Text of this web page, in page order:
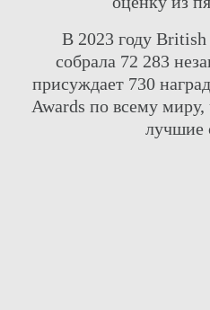
В 2023 году
собрала 72 283
присуждает 730
Awards по всему
лучшие